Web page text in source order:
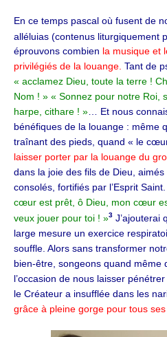
En ce temps pascal où fusent de
alléluias (contenus liturgiquement
éprouvons combien la musique et
privilégiés de la louange. Tant de
« acclamez Dieu, toute la terre !
Nom ! » « Sonnez pour notre Roi,
harpe, cithare ! » … Et nous
bénéfiques de la louange : même
traînant des pieds, quand « le cœur
laisser porter par la louange du
dans la joie des fils de Dieu,
consolés, fortifiés par l’Esprit
cœur est prêt, ô Dieu, mon cœur
veux jouer pour toi ! »3 J’ajouterai
large mesure un exercice
souffle. Alors sans transformer
bien-être, songeons quand même
l’occasion de nous laisser
le Créateur a insufflée dans les
grâce à pleine gorge pour tous